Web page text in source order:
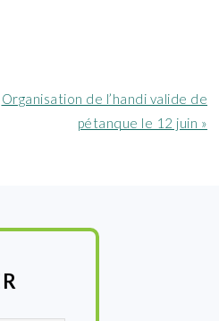
Article
Organisation de l’handi valide de
pétanque le 12 juin »